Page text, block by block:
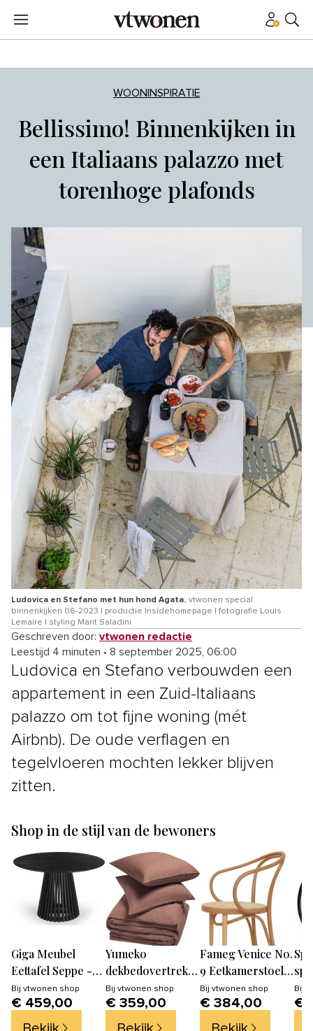
WOONINSPIRATIE
Bellissimo! Binnenkijken in
een Italiaans palazzo met
torenhoge plafonds
Ludovica en Stefano met hun hond Agata. vtwonen special
binnenkijken 06-2023 | productie Insidehomepage | fotografie Louis
Lemaire | styling Marit Saladini
Geschreven door: vtwonen redactie
Leestijd 4 minuten • 8 september 2025, 06:00
Ludovica en Stefano verbouwden een
appartement in een Zuid-Italiaans
palazzo om tot fijne woning (mét
Airbnb). De oude verflagen en
tegelvloeren mochten lekker blijven
zitten.
Shop in de stijl van de bewoners
Giga Meubel
Eettafel Seppe -
Rond -
Mangohout -
120cm
Bij vtwonen shop
€ 459,00
Bekijk
Yumeko
dekbedovertrek
gewassen linnen
clay rose 240x220
+ 2/60x70
Bij vtwonen shop
€ 359,00
Bekijk
Fameg Venice No.
9 Eetkamerstoel
Naturel -
Armleuning -
Rotan Zitting
Bij vtwonen shop
€ 384,00
Bekijk
Bij
€